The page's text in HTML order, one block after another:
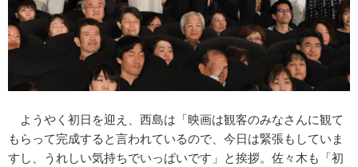
ようやく初日を迎え、西島は「映画は観客のみなさんに観て
もらって完成すると言われているので、今日は緊張もしていま
すし、うれしい気持ちでいっぱいです」と挨拶。佐々木も「初